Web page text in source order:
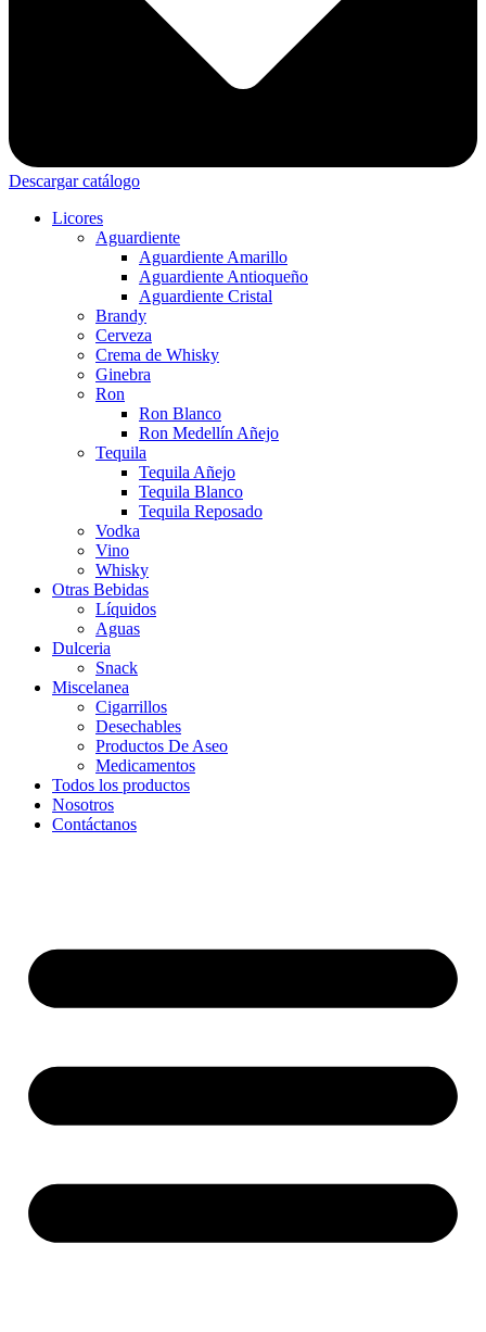
Descargar catálogo
Licores
Aguardiente
Aguardiente Amarillo
Aguardiente Antioqueño
Aguardiente Cristal
Brandy
Cerveza
Crema de Whisky
Ginebra
Ron
Ron Blanco
Ron Medellín Añejo
Tequila
Tequila Añejo
Tequila Blanco
Tequila Reposado
Vodka
Vino
Whisky
Otras Bebidas
Líquidos
Aguas
Dulceria
Snack
Miscelanea
Cigarrillos
Desechables
Productos De Aseo
Medicamentos
Todos los productos
Nosotros
Contáctanos